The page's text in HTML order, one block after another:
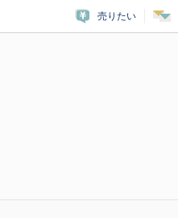
売りたい